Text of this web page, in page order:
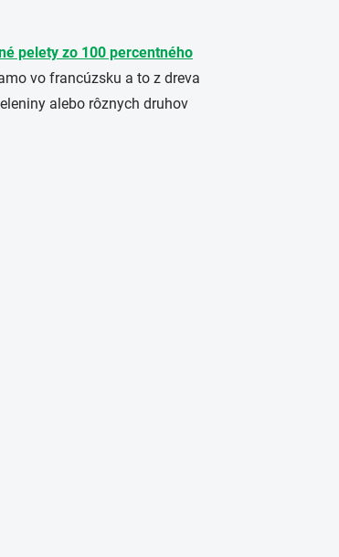
pelety zo 100 percentného
vo francúzsku a to z dreva
alebo rôznych druhov